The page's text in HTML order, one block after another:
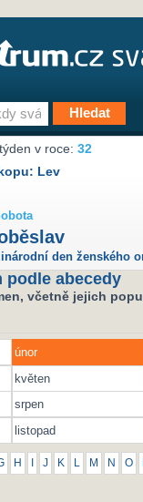
v roce:32
Lev
den ženského
podle abecedy
včetně jejich
únor
květen
srpen
listopad
H J K L M N O